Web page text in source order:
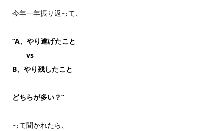
今年一年振り返って、
”A、やり遂げたこと
vs
B、やり残したこと
どちらが多い？”
って聞かれたら、